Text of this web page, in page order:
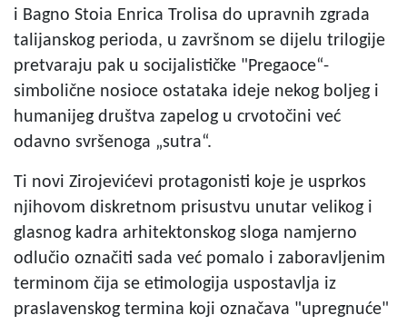
i Bagno Stoia Enrica Trolisa do upravnih zgrada
talijanskog perioda, u završnom se dijelu trilogije
pretvaraju pak u socijalističke "Pregaoce“-
simbolične nosioce ostataka ideje nekog boljeg i
humanijeg društva zapelog u crvotočini već
odavno svršenoga „sutra“.
Ti novi Zirojevićevi protagonisti koje je usprkos
njihovom diskretnom prisustvu unutar velikog i
glasnog kadra arhitektonskog sloga namjerno
odlučio označiti sada već pomalo i zaboravljenim
terminom čija se etimologija uspostavlja iz
praslavenskog termina koji označava "upregnuće"